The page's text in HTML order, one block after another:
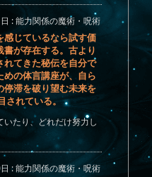
:能力関係の魔術・呪術
感じているなら試す価
書が存在する。古より
れてきた秘伝を自分で
めの体言講座が、自ら
停滞を破り望む未来を
されている。
たり、どれだけ努力し
:能力関係の魔術・呪術